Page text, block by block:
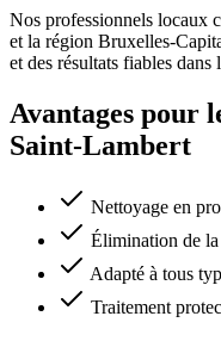
Nos professionnels locaux
et la région Bruxelles-
et des résultats fiables
Avantages pour
Saint-Lambert
Nettoyage en
Élimination de la
Adapté à tous
Traitement